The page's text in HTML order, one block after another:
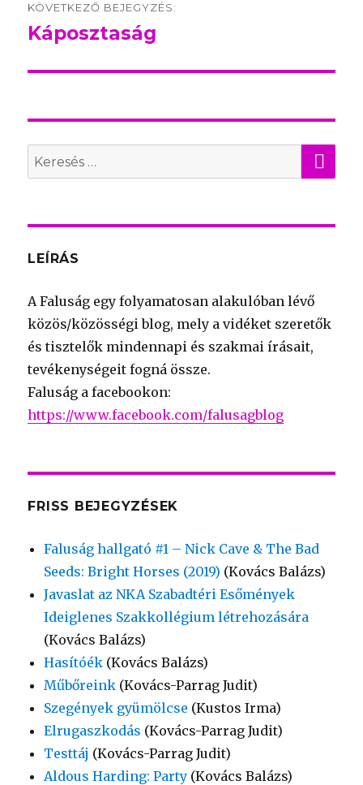
KÖVETKEZŐ BEJEGYZÉS:
Következő
Káposztaság
Search
for:
LEÍRÁS
A Faluság egy folyamatosan alakulóban lévő
közös/közösségi blog, mely a vidéket szeretők
és tisztelők mindennapi és szakmai írásait,
tevékenységeit fogná össze.
Faluság a facebookon:
https://www.facebook.com/falusagblog
FRISS BEJEGYZÉSEK
Faluság hallgató #1 – Nick Cave & The Bad
Seeds: Bright Horses (2019) (Kovács Balázs)
Javaslat az NKA Szabadtéri Esőmények
Ideiglenes Szakkollégium létrehozására
(Kovács Balázs)
Hasítóék (Kovács Balázs)
Műbőreink (Kovács-Parrag Judit)
Szegények gyümölcse (Kustos Irma)
Elrugaszkodás (Kovács-Parrag Judit)
Testtáj (Kovács-Parrag Judit)
Aldous Harding: Party (Kovács Balázs)